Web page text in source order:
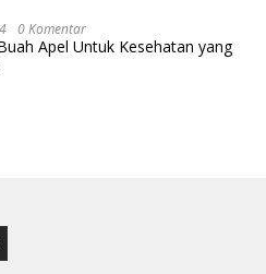
0 Komentar
Apel Untuk Kesehatan yang